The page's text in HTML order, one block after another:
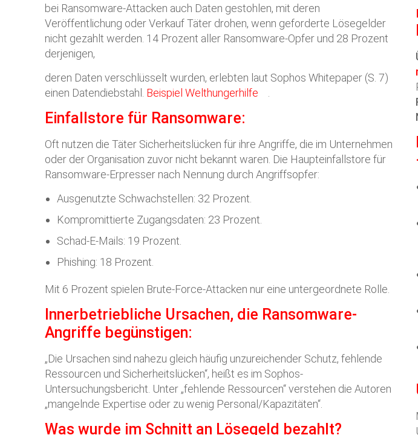
bei Ransomware-Attacken auch Daten gestohlen, mit deren
Veröffentlichung oder Verkauf Täter drohen, wenn geforderte Lösegelder
nicht gezahlt werden. 14 Prozent aller Ransomware-Opfer und 28 Prozent
derjenigen,
deren Daten verschlüsselt wurden, erlebten laut Sophos Whitepaper (S. 7)
einen Datendiebstahl. Beispiel Welthungerhilfe
Einfallstore für Ransomware:
Oft nutzen die Täter Sicherheitslücken für ihre Angriffe, die im Unternehmen
oder der Organisation zuvor nicht bekannt waren. Die Haupteinfallstore für
Ransomware-Erpresser nach Nennung durch Angriffsopfer:
Ausgenutzte Schwachstellen: 32 Prozent.
Kompromittierte Zugangsdaten: 23 Prozent.
Schad-E-Mails: 19 Prozent.
Phishing: 18 Prozent.
Mit 6 Prozent spielen Brute-Force-Attacken nur eine untergeordnete Rolle.
Innerbetriebliche Ursachen, die Ransomware-
Angriffe begünstigen:
„Die Ursachen sind nahezu gleich häufig unzureichender Schutz, fehlende
Ressourcen und Sicherheitslücken“, heißt es im Sophos-
Untersuchungsbericht. Unter „fehlende Ressourcen“ verstehen die Autoren
„mangelnde Expertise oder zu wenig Personal/Kapazitäten“.
Was wurde im Schnitt an Lösegeld bezahlt?